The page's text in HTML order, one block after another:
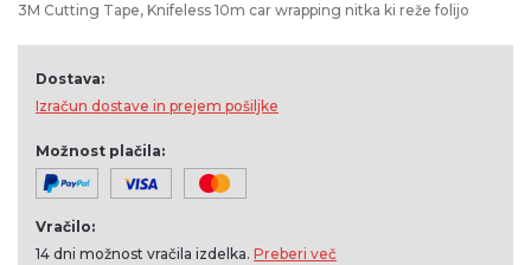
3M Cutting Tape, Knifeless 10m car wrapping nitka ki reže folijo
Dostava:
Izračun dostave in prejem pošiljke
Možnost plačila:
Vračilo:
14 dni možnost vračila izdelka. Preberi več